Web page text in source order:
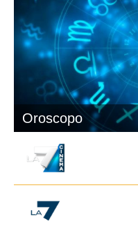
Oroscopo